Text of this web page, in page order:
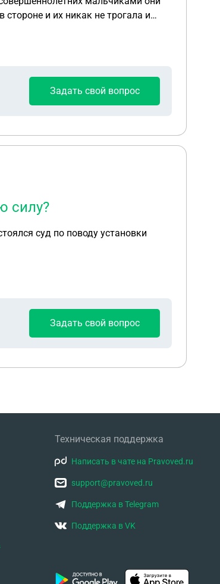
и их никак не трогала и
Задать свой вопрос
силу?
суд по поводу установки
Задать свой вопрос
Техническая поддержка
Написать в чате на Pravoved.ru
support@pravoved.ru
Поддержка в Telegram
Поддержка в VK